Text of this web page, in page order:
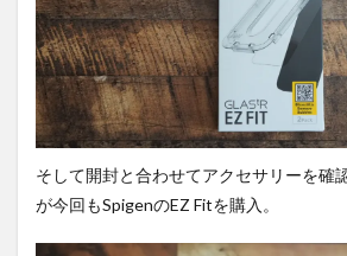
4.4
電池
持ち
と充
電速
度。
その
他の
較。
そして開封と合わせてアクセサリーを確
が今回もSpigenのEZ Fitを購入。